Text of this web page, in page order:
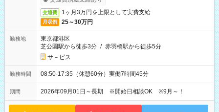
交通費 1ヶ月3万円を上限として実費支給
月収例 25～30万円
勤務地
東京都港区
芝公園駅から徒歩3分 / 赤羽橋駅から徒歩5分
サ－ビス
勤務時間 08:50-17:35（休憩60分）実働7時間45分
期間 2026年09月01日～長期 ※開始日相談OK ※9月～！